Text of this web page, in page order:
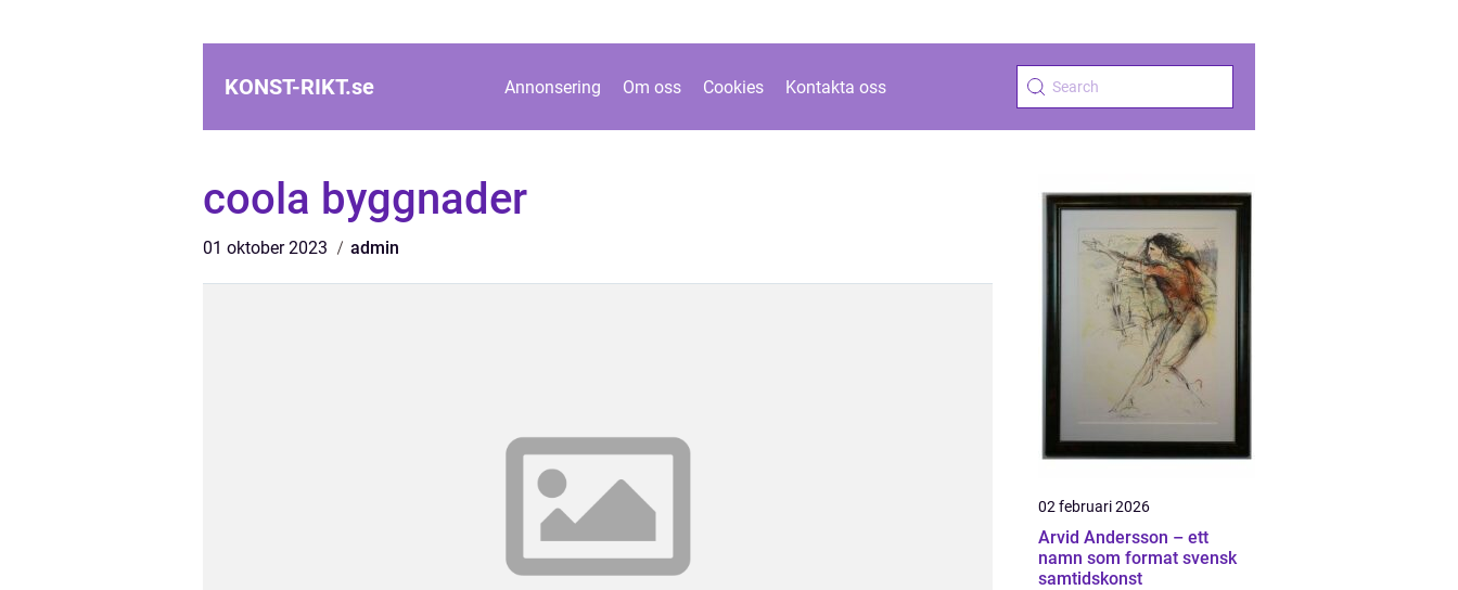
KONST-RIKT.se Annonsering Om oss Cookies Kontakta oss
coola byggnader
01 oktober 2023 admin
02 februari 2026
Arvid Andersson – ett
namn som format svensk
samtidskonst